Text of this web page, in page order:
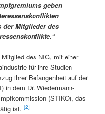
geben
der Mitglieder des
des NIG, mit einer
für ihre Studien
ihrer Befangenheit auf der
in dem Dr. Wiedermann-
(STIKO), das
ist.[2]